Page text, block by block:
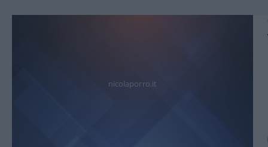
nicolaporro.it